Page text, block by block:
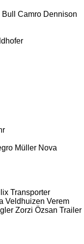
Bull Camro Dennison
Müller Nova
Transporter
Veldhuizen Verem
Zorzi Özsan Trailer